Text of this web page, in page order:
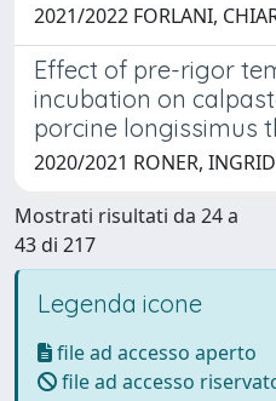
2021/2022 FORLANI,
Effect of pre-rigor
incubation on
porcine longissimus
2020/2021 RONER, INGRID
Mostrati risultati da 24 a
43 di 217
Legenda icone
file ad accesso aperto
file ad accesso